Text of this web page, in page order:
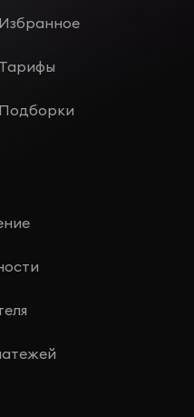
Избранное
Тарифы
Подборки